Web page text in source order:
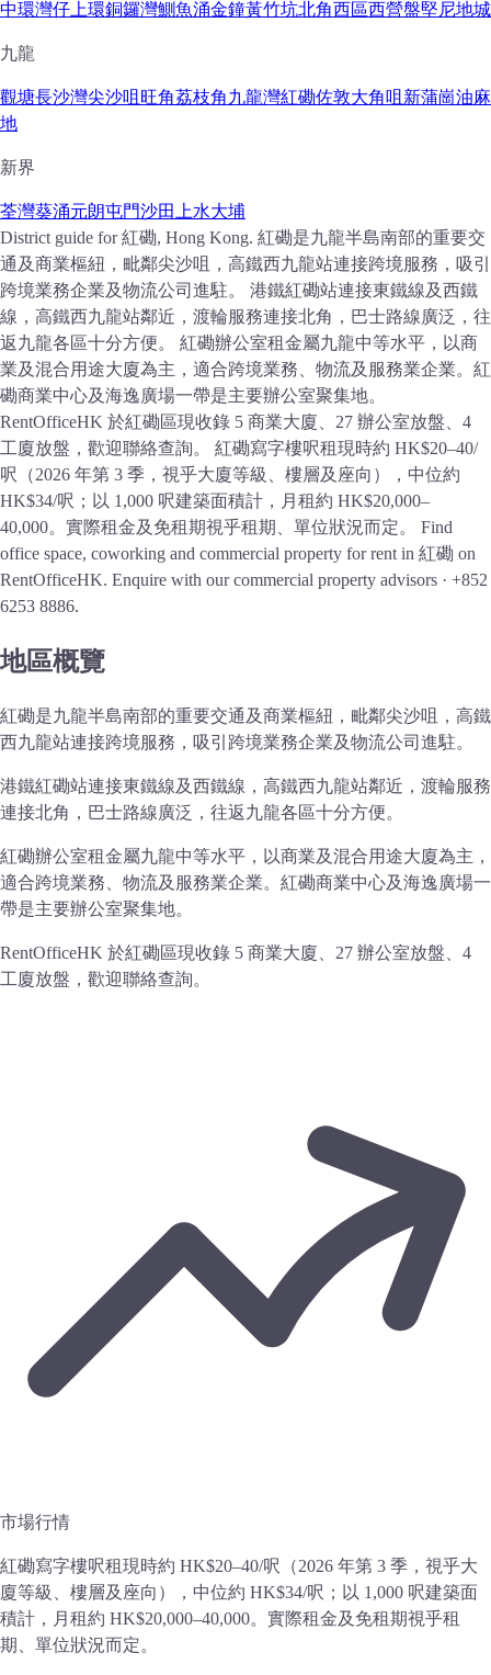
中環灣仔 上環銅鑼灣鰂魚涌金鐘黃竹坑北角西區西營盤堅尼地城
九龍
觀塘長沙灣尖沙咀 旺角荔枝角九龍灣紅磡佐敦大角咀 新蒲崗油麻
地
新界
荃灣葵涌元朗屯門沙田 上水大埔
District guide for 紅磡, Hong Kong. 紅磡是九龍半島南部的重要交
通及商業樞紐，毗鄰尖沙咀，高鐵西九龍站連接跨境服務，吸引
跨境業務企業及物流公司進駐。 港鐵紅磡站連接東鐵線及西鐵
線，高鐵西九龍站鄰近，渡輪服務連接北角，巴士路線廣泛，往
返九龍各區十分方便。 紅磡辦公室租金屬九龍中等水平，以商
業及混合用途大廈為主，適合跨境業務、物流及服務業企業。紅
磡商業中心及海逸廣場一帶是主要辦公室聚集地。
RentOfficeHK 於紅磡區現收錄 5 商業大廈、27 辦公室放盤、4
工廈放盤，歡迎聯絡查詢。 紅磡寫字樓呎租現時約 HK$20–40/
呎（2026 年第 3 季，視乎大廈等級、樓層及座向），中位約
HK$34/呎；以 1,000 呎建築面積計，月租約 HK$20,000–
40,000。實際租金及免租期視乎租期、單位狀況而定。
Find
office space, coworking and commercial property for rent in 紅磡 on
RentOfficeHK. Enquire with our commercial property advisors · +852
6253 8886.
地區概覽
紅磡是九龍半島南部的重要交通及商業樞紐，毗鄰尖沙咀，高鐵
西九龍站連接跨境服務，吸引跨境業務企業及物流公司進駐。
港鐵紅磡站連接東鐵線及西鐵線，高鐵西九龍站鄰近，渡輪服務
連接北角，巴士路線廣泛，往返九龍各區十分方便。
紅磡辦公室租金屬九龍中等水平，以商業及混合用途大廈為主，
適合跨境業務、物流及服務業企業。紅磡商業中心及海逸廣場一
帶是主要辦公室聚集地。
RentOfficeHK 於紅磡區現收錄 5 商業大廈、27 辦公室放盤、4
工廈放盤，歡迎聯絡查詢。
市場行情
紅磡寫字樓呎租現時約 HK$20–40/呎（2026 年第 3 季，視乎大
廈等級、樓層及座向），中位約 HK$34/呎；以 1,000 呎建築面
積計，月租約 HK$20,000–40,000。實際租金及免租期視乎租
期、單位狀況而定。